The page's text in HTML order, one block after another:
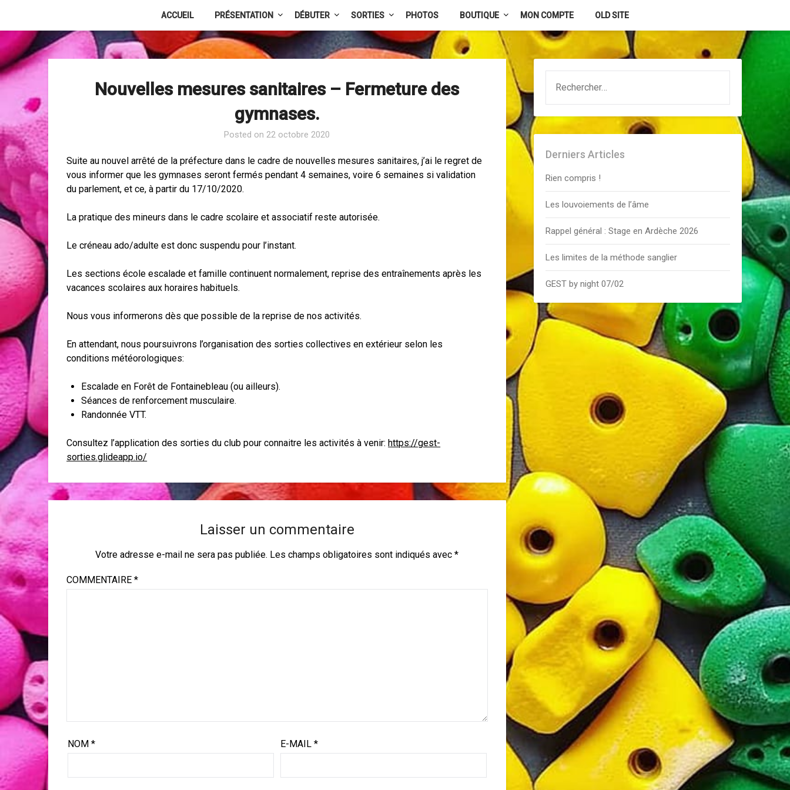
content
ACCUEIL PRÉSENTATION DÉBUTER SORTIES PHOTOS BOUTIQUE MON COMPTE OLD SITE
Nouvelles mesures sanitaires – Fermeture des
gymnases.
Posted on 22 octobre 2020
Suite au nouvel arrêté de la préfecture dans le cadre de nouvelles mesures sanitaires, j’ai le regret de
vous informer que les gymnases seront fermés pendant 4 semaines, voire 6 semaines si validation
du parlement, et ce, à partir du 17/10/2020.
La pratique des mineurs dans le cadre scolaire et associatif reste autorisée.
Le créneau ado/adulte est donc suspendu pour l’instant.
Les sections école escalade et famille continuent normalement, reprise des entraînements après les
vacances scolaires aux horaires habituels.
Nous vous informerons dès que possible de la reprise de nos activités.
En attendant, nous poursuivrons l’organisation des sorties collectives en extérieur selon les
conditions météorologiques:
Escalade en Forêt de Fontainebleau (ou ailleurs).
Séances de renforcement musculaire.
Randonnée VTT.
Consultez l’application des sorties du club pour connaitre les activités à venir:https://gest-
sorties.glideapp.io/
Laisser un commentaire
Votre adresse e-mail ne sera pas publiée. Les champs obligatoires sont indiqués avec*
COMMENTAIRE*
NOM * E-MAIL *
Derniers Articles
Rien compris !
Les louvoiements de l’âme
Rappel général : Stage en Ardèche 2026
Les limites de la méthode sanglier
GEST by night 07/02